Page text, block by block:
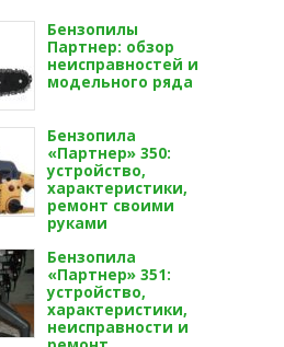
Бензопилы
Партнер: обзор
неисправностей и
модельного ряда
Бензопила
«Партнер» 350:
устройство,
характеристики,
ремонт своими
руками
Бензопила
«Партнер» 351:
устройство,
характеристики,
неисправности и